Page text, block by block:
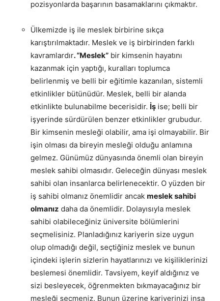
pozisyonlarda başarının basamaklarını çıkmaktır.
Ülkemizde iş ile meslek birbirine sıkça
karıştırılmaktadır. Meslek ve iş birbirinden farklı
kavramlardır. “Meslek” bir kimsenin hayatını
kazanmak için yaptığı, kuralları toplumca
belirlenmiş ve belli bir eğitimle kazanılan, sistemli
etkinlikler bütünüdür. Meslek, belli bir alanda
etkinlikte bulunabilme becerisidir. İş ise; belli bir
işyerinde sürdürülen benzer etkinlikler grubudur.
Bir kimsenin mesleği olabilir, ama işi olmayabilir. Bir
işin olması da bireyin mesleği olduğu anlamına
gelmez. Günümüz dünyasında önemli olan bireyin
meslek sahibi olmasıdır. Geleceğin dünyası meslek
sahibi olan insanlarca belirlenecektir. O yüzden bir
iş sahibi olmanız önemlidir ancak meslek sahibi
olmanız daha da önemlidir. Dolayısıyla meslek
sahibi olabileceğiniz üniversite bölümlerini
seçmelisiniz. Planladığınız kariyerin size uygun
olup olmadığı değil, seçtiğiniz meslek ve bunun
içindeki işlerin sizlerin hayatlarınızı ve kişiliklerinizi
beslemesi önemlidir. Tavsiyem, keyif aldığınız ve
sizi besleyecek, öğrenmekten bıkmayacağınız bir
mesleği seçmeniz. Bunun üzerine kariyerinizi inşa